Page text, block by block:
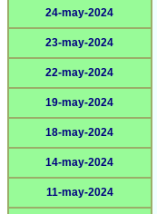
24-may-2024
23-may-2024
22-may-2024
19-may-2024
18-may-2024
14-may-2024
11-may-2024